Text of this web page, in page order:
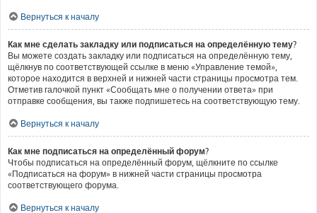
Вернуться к началу
Как мне сделать закладку или подписаться на определённую тему?
Вы можете создать закладку или подписаться на определённую тему,
щёлкнув по соответствующей ссылке в меню «Управление темой»,
которое находится в верхней и нижней части страницы просмотра тем.
Отметив галочкой пункт «Сообщать мне о получении ответа» при
отправке сообщения, вы также подпишетесь на соответствующую тему.
Вернуться к началу
Как мне подписаться на определённый форум?
Чтобы подписаться на определённый форум, щёлкните по ссылке
«Подписаться на форум» в нижней части страницы просмотра
соответствующего форума.
Вернуться к началу